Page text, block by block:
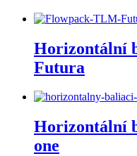
Horizontální
Futura
Horizontální
one